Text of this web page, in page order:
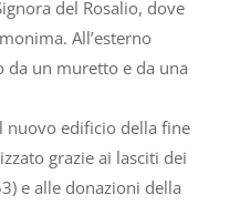
del Rosalio, dove
All’esterno
da un muretto e da una
nuovo edificio della fine
grazie ai lasciti dei
e alle donazioni della